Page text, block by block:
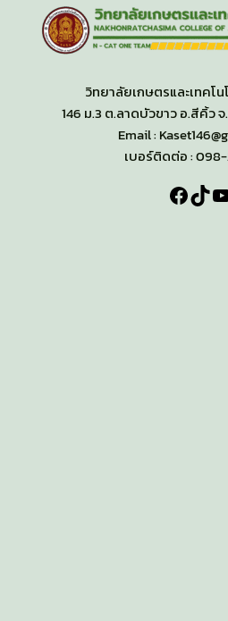
วิทยาลัยเกษตรและเทคโ
146 ม.3 ต.ลาดบัวขาว อ.สีคิ้ว
Email :
เบอร์ติดต่อ :